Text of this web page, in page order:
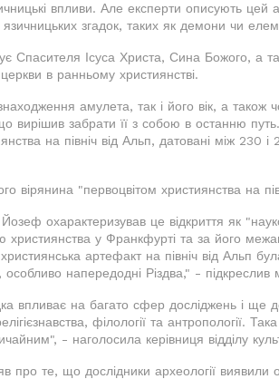
впливи. Але експерти описують цей
згадок, таких як демони чи
Спасителя Ісуса Христа, Сина Божого, а
церкви в ранньому християнстві.
амулета, так і його вік, а також
вирішив забрати її з собою в останню
на північ від Альп, датовані між
вірянина "первоцвітом християнства на
охарактеризував це відкриття як
християнства у Франкфурті та за його
артефакт на північ від Альп
напередодні Різдва," - підкреслив
впливає на багато сфер досліджень і ще
філології та антропології.
- наголосила керівниця відділу
про те, що дослідники археології виявили